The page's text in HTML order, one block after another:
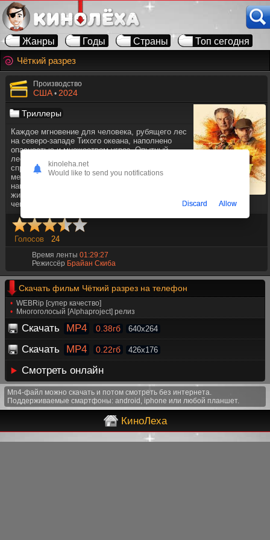
Жанры Годы Страны
Топ сегодня
Чёткий разрез
Производство
США• 2024
Триллеры
Каждое мгновение для человека, рубящего лес
на северо-западе Тихого океана, наполнено
опасностью и множеством угроз. Опытный
лесоруб Джек заходя все глубже в лес, находит
спрятанную лабораторию по производству
метамфетамина. Он попадает под прицел
накрокартеля и должен сражаться за свою
жизнь, ведь они планируют убить его, прежде
чем он сумеет выбраться обратно к цивилизации.
Голосов 24
Время ленты 01:29:27
Режиссёр Брайан Скиба
Скачать фильм Чёткий разрез на телефон
WEBRip [супер качество]
Многоголосый [Alphaproject] релиз
Скачать MP4 0.38гб 640x264
Скачать MP4 0.22гб 426x176
Смотреть онлайн
Мп4-файл можно скачать и потом смотреть без интернета.
Поддерживаемые смартфоны: android, iphone или любой планшет.
КиноЛеха
kinoleha.net
Would like to send you notifications
Discard Allow